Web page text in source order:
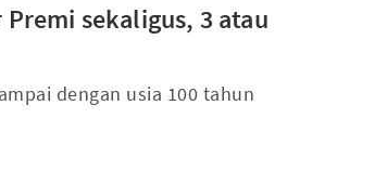
sekaligus, 3 atau
dengan usia 100 tahun